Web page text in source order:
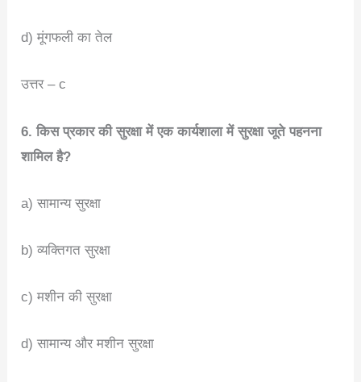
d) मूंगफली का तेल
उत्तर – c
6. किस प्रकार की सुरक्षा में एक कार्यशाला में सुरक्षा जूते पहनना
शामिल है?
a) सामान्य सुरक्षा
b) व्यक्तिगत सुरक्षा
c) मशीन की सुरक्षा
d) सामान्य और मशीन सुरक्षा